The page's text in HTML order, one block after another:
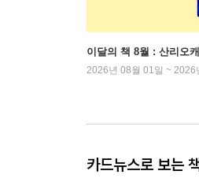
이달의 책 8월 : 산리오
2026년 08월 01일 ~ 2026
카드뉴스로 보는